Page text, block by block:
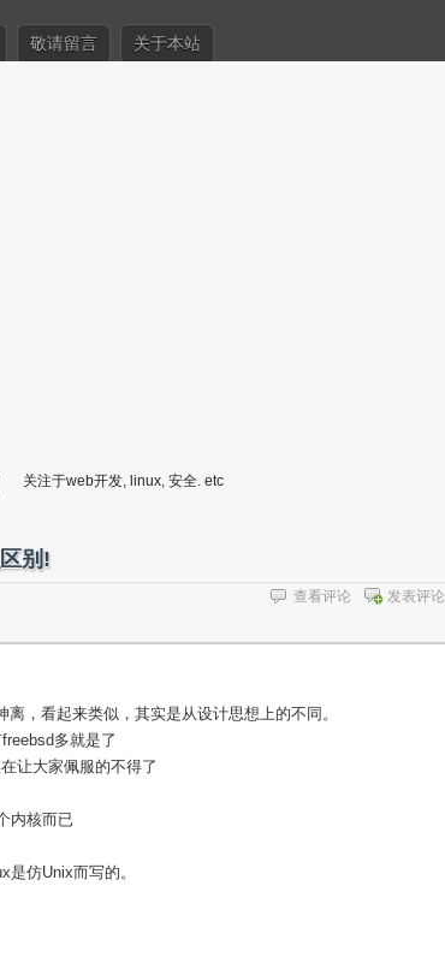
敬请留言 关于本站
关注于web开发, linux, 安全. etc
别!
发表评论
查看评论
，看起来类似，其实是从设计思想上的不同。
多就是了
让大家佩服的不得了
内核而已
是仿Unix而写的。